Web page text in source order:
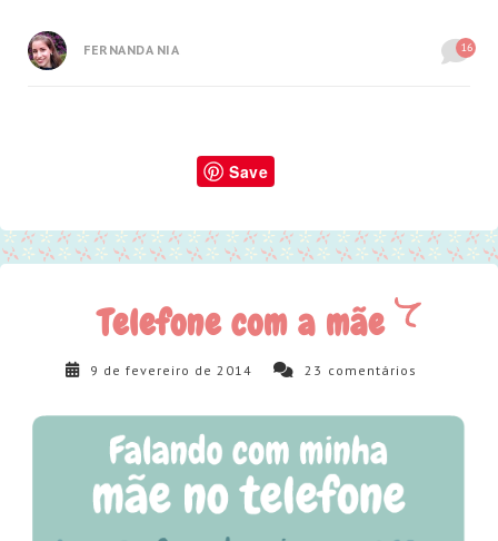
FERNANDA NIA 16
Save
Telefone com a mãe
9 de fevereiro de 2014 23 comentários